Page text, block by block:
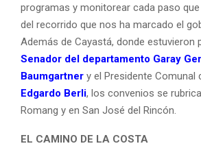
programas y monitorear cada paso
del recorrido que nos ha marcado el
Además de Cayastá, donde estuvieron
Senador del departamento Garay
Baumgartner y el Presidente Comunal
Edgardo Berli, los convenios se
Romang y en San José del Rincón.
EL CAMINO DE LA COSTA